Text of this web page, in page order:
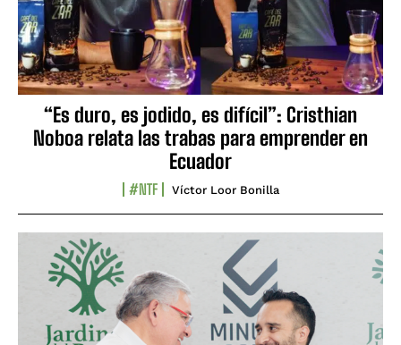
“Es duro, es jodido, es difícil”: Cristhian
Noboa relata las trabas para emprender en
Ecuador
#NTF Víctor Loor Bonilla